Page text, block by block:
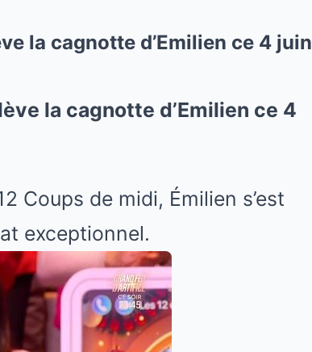
la cagnotte d’Emilien ce 4 juin
la cagnotte d’Emilien ce 4
Coups de midi, Émilien s’est
exceptionnel.